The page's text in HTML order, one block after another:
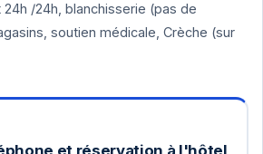
/24h, blanchisserie (pas de
soutien médicale, Crèche (sur